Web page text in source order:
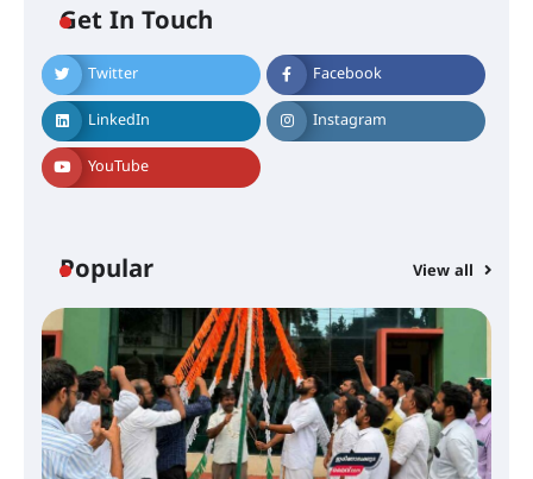
Get In Touch
Twitter Facebook
LinkedIn Instagram
YouTube
Popular View all
എ.കെ.സി.സി.യുടെ സൗജന്യ
ആയുർവേദ മെഡിക്കൽ ക്യാമ്പ്
തിരനോട്ടം ‘അരങ്ങ് 2026’ ഉണർന്നു
ഐ.ടി.യു. ബാങ്കിലെ